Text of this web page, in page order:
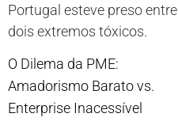
Portugal esteve preso entre
dois extremos tóxicos.
O Dilema da PME:
Amadorismo Barato vs.
Enterprise Inacessível